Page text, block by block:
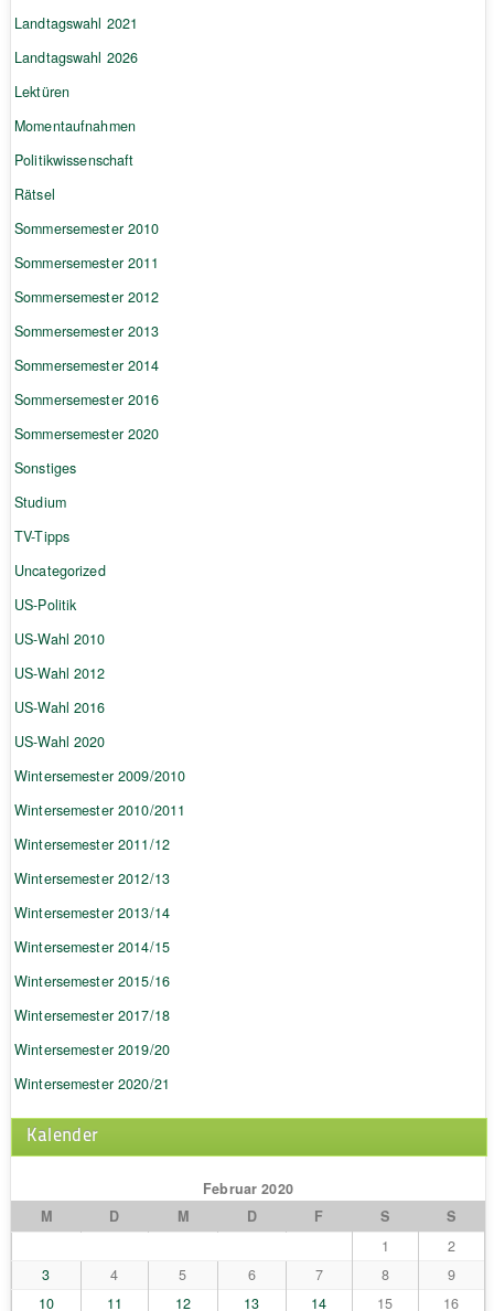
Landtagswahl 2021
Landtagswahl 2026
Lektüren
Momentaufnahmen
Politikwissenschaft
Rätsel
Sommersemester 2010
Sommersemester 2011
Sommersemester 2012
Sommersemester 2013
Sommersemester 2014
Sommersemester 2016
Sommersemester 2020
Sonstiges
Studium
TV-Tipps
Uncategorized
US-Politik
US-Wahl 2010
US-Wahl 2012
US-Wahl 2016
US-Wahl 2020
Wintersemester 2009/2010
Wintersemester 2010/2011
Wintersemester 2011/12
Wintersemester 2012/13
Wintersemester 2013/14
Wintersemester 2014/15
Wintersemester 2015/16
Wintersemester 2017/18
Wintersemester 2019/20
Wintersemester 2020/21
Kalender
Februar 2020
M
D M D F S
S
1
2
3
4 5 6 7 8
9
10
11 12 13 14 15
16